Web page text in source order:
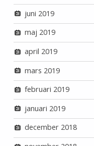
juni 2019
maj 2019
april 2019
mars 2019
februari 2019
januari 2019
december 2018